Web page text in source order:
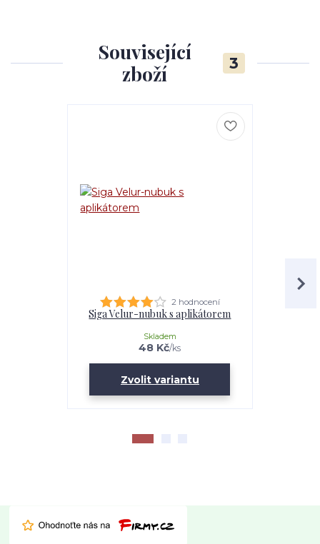
Související
zboží
3
2 hodnocení
Siga Velur-nubuk s aplikátorem
48 Kč/ks
Skladem
Zvolit variantu